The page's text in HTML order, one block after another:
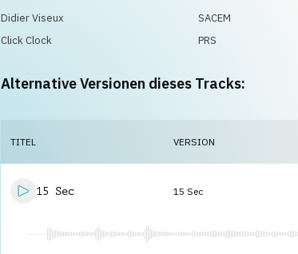
Didier Viseux
SACEM
Click Clock
PRS
Alternative Versionen dieses Tracks:
TITEL VERSION
15 Sec 15 Sec